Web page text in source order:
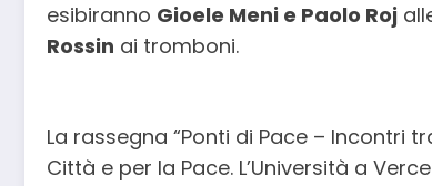
esibiranno Gioele Meni e Paolo Roj
Rossin ai tromboni.
La rassegna “Ponti di Pace – Incontri
Città e per la Pace. L’Università a